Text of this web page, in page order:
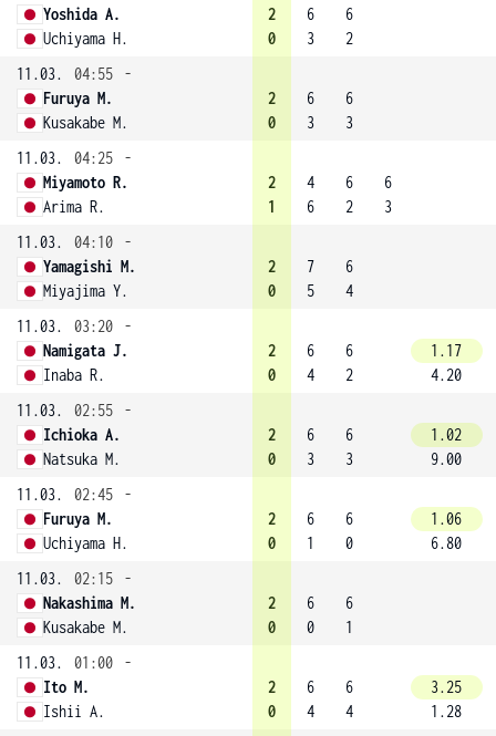
Yoshida A.
Uchiyama H.
2
0
6
3
6
2
11.03.
04:55
-
Furuya M.
Kusakabe M.
2
0
6
3
6
3
11.03.
04:25
-
Miyamoto R.
Arima R.
2
1
4
6
6
2
6
3
11.03.
04:10
-
Yamagishi M.
Miyajima Y.
2
0
7
5
6
4
11.03.
03:20
-
Namigata J.
Inaba R.
2
0
6
4
6
2
1.17
4.20
11.03.
02:55
-
Ichioka A.
Natsuka M.
2
0
6
3
6
3
1.02
9.00
11.03.
02:45
-
Furuya M.
Uchiyama H.
2
0
6
1
6
0
1.06
6.80
11.03.
02:15
-
Nakashima M.
Kusakabe M.
2
0
6
0
6
1
11.03.
01:00
-
Ito M.
Ishii A.
2
0
6
4
6
4
3.25
1.28